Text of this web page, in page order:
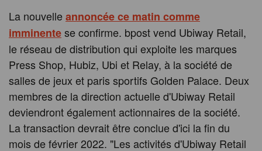
La nouvelleannoncée ce matin comme
imminentese confirme. bpost vend Ubiway Retail,
le réseau de distribution qui exploite les marques
Press Shop, Hubiz, Ubi et Relay, à la société de
salles de jeux et paris sportifs Golden Palace. Deux
membres de la direction actuelle d'Ubiway Retail
deviendront également actionnaires de la société.
La transaction devrait être conclue d'ici la fin du
mois de février 2022. "Les activités d'Ubiway Retail